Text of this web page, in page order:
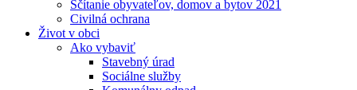
Sčítanie obyvateľov, domov a bytov 2021
Civilná ochrana
Život v obci
Ako vybaviť
Stavebný úrad
Sociálne služby